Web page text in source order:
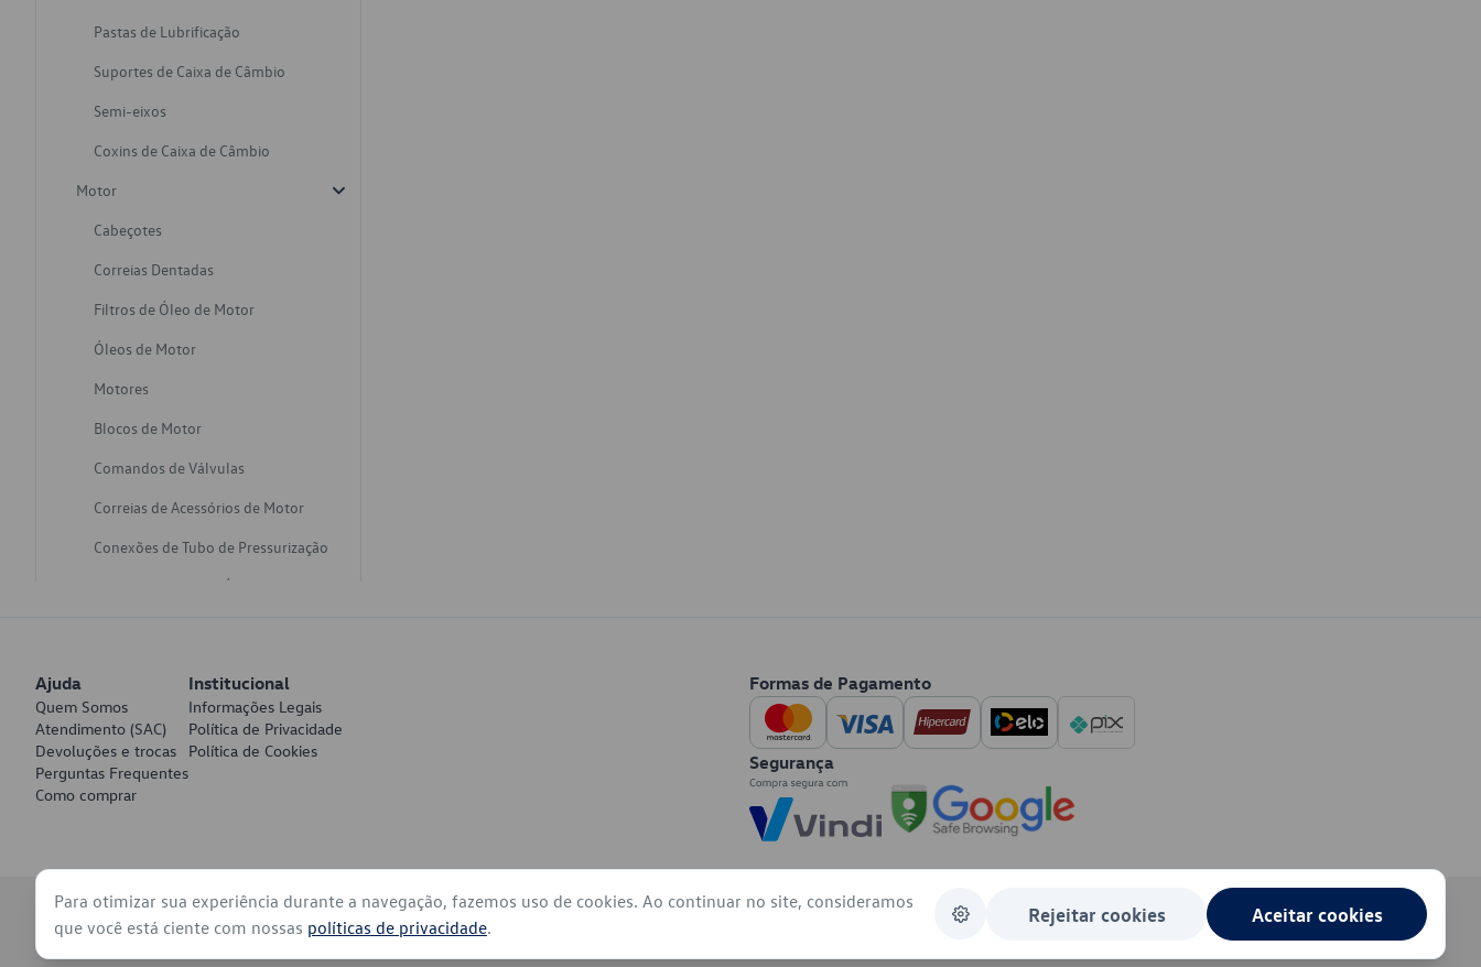
Pastas de Lubrificação
Suportes de Caixa de Câmbio
Semi-eixos
Coxins de Caixa de Câmbio
Motor
Cabeçotes
Correias Dentadas
Filtros de Óleo de Motor
Óleos de Motor
Motores
Blocos de Motor
Comandos de Válvulas
Correias de Acessórios de Motor
Conexões de Tubo de Pressurização
Varetas de Nivel de Óleo
Discos de Freio
Juntas de Bomba de Vácuo
Mangueiras de Vácuo de Servo
Pratos de Disco de Freio
Travas de Pastilha de Freio
Ajuda
Quem Somos
Atendimento (SAC)
Devoluções e trocas
Perguntas Frequentes
Como comprar
Institucional
Informações Legais
Política de Privacidade
Política de Cookies
Formas de Pagamento
Segurança
© 2026 - Volkswagen do Brasil - Todos os direitos reservados
Para otimizar sua experiência durante a navegação, fazemos uso de cookies. Ao continuar no site, consideramos
que você está ciente com nossas políticas de privacidade.
Rejeitar cookies Aceitar cookies